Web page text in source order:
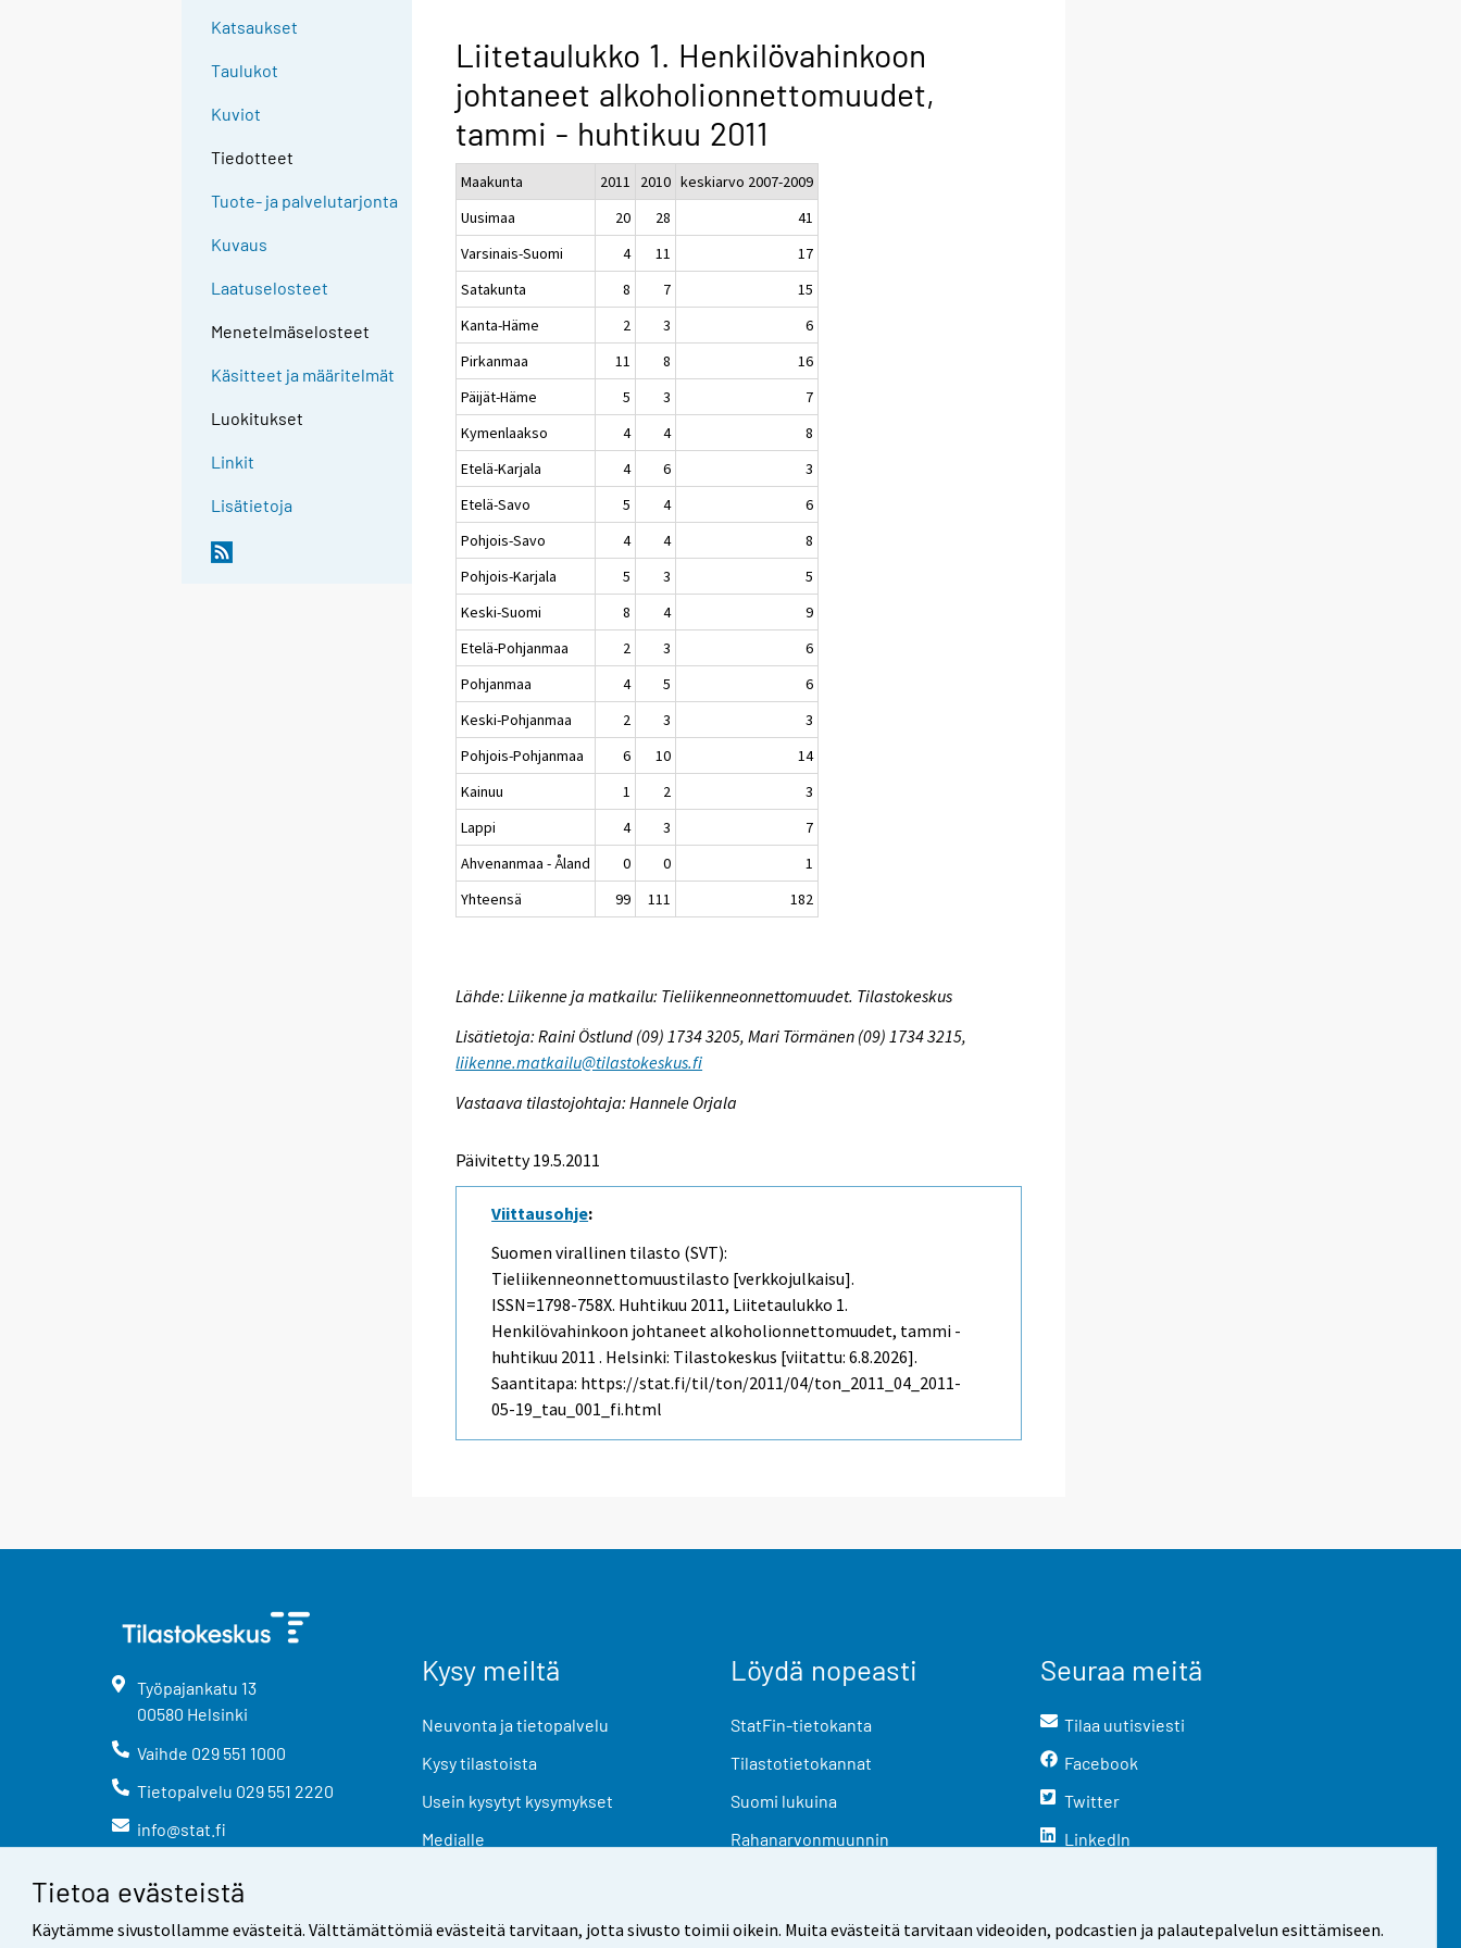
Tietoa evästeistä
Käytämme sivustollamme evästeitä. Välttämättömiä evästeitä tarvitaan, jotta sivusto toimii oikein. Muita evästeitä tarvitaan videoiden, podcastien ja palautepalvelun esittämiseen.
Katsaukset
Taulukot
Kuviot
Tiedotteet
Tuote- ja palvelutarjonta
Kuvaus
Laatuselosteet
Menetelmäselosteet
Käsitteet ja määritelmät
Luokitukset
Linkit
Lisätietoja
Liitetaulukko 1. Henkilövahinkoon
johtaneet alkoholionnettomuudet,
tammi - huhtikuu 2011
Maakunta 2011 2010 keskiarvo 2007-2009
Uusimaa
20 28
41
Varsinais-Suomi
4 11
17
Satakunta
8 7
15
Kanta-Häme
2 3
6
Pirkanmaa
11 8
16
Päijät-Häme
5 3
7
Kymenlaakso
4 4
8
Etelä-Karjala
4 6
3
Etelä-Savo
5 4
6
Pohjois-Savo
4 4
8
Pohjois-Karjala
5 3
5
Keski-Suomi
8 4
9
Etelä-Pohjanmaa
2 3
6
Pohjanmaa
4 5
6
Keski-Pohjanmaa
2 3
3
Pohjois-Pohjanmaa
6 10
14
Kainuu
1 2
3
Lappi
4 3
7
Ahvenanmaa - Åland
0 0
1
Yhteensä
99 111 182
Lähde: Liikenne ja matkailu: Tieliikenneonnettomuudet. Tilastokeskus
Lisätietoja: Raini Östlund (09) 1734 3205, Mari Törmänen (09) 1734 3215,
liikenne.matkailu@tilastokeskus.fi
Vastaava tilastojohtaja: Hannele Orjala
Päivitetty 19.5.2011
Viittausohje:
Suomen virallinen tilasto (SVT):
Tieliikenneonnettomuustilasto [verkkojulkaisu].
ISSN=1798-758X. Huhtikuu 2011, Liitetaulukko 1.
Henkilövahinkoon johtaneet alkoholionnettomuudet, tammi -
huhtikuu 2011 . Helsinki: Tilastokeskus [viitattu: 6.8.2026].
Saantitapa: https://stat.fi/til/ton/2011/04/ton_2011_04_2011-
05-19_tau_001_fi.html
Työpajankatu 13
00580 Helsinki
Vaihde 029 551 1000
Tietopalvelu 029 551 2220
info@stat.fi
Kysy meiltä
Neuvonta ja tietopalvelu
Kysy tilastoista
Usein kysytyt kysymykset
Medialle
Löydä nopeasti
StatFin-tietokanta
Tilastotietokannat
Suomi lukuina
Rahanarvonmuunnin
Seuraa meitä
Tilaa uutisviesti
Facebook
Twitter
LinkedIn